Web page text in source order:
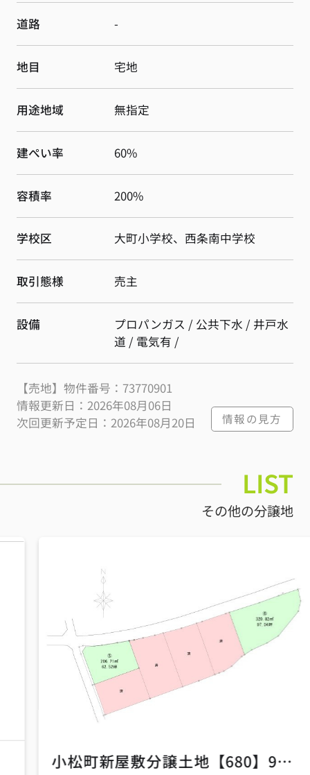
道路 -
地目 宅地
用途地域 無指定
建ぺい率 60%
容積率 200%
学校区 大町小学校、西条南中学校
取引態様 売主
設備
プロパンガス / 公共下水 / 井戸水
道 / 電気有 /
【売地】物件番号：73770901
情報更新日：2026年08月06日
次回更新予定日：2026年08月20日
情報の見方
LIST
その他の分譲地
小松町新屋敷分譲土地【680】97.04坪